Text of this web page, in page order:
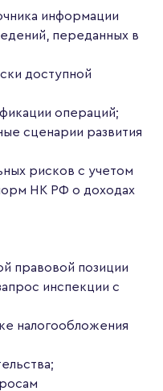
информации
переданных в
доступной
операций;
сценарии развития
рисков с учетом
НК РФ о доходах
правовой позиции
инспекции с
налогообложения